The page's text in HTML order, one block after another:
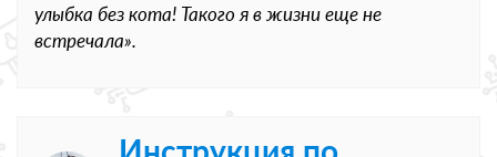
улыбка без кота! Такого я в жизни еще не
встречала».